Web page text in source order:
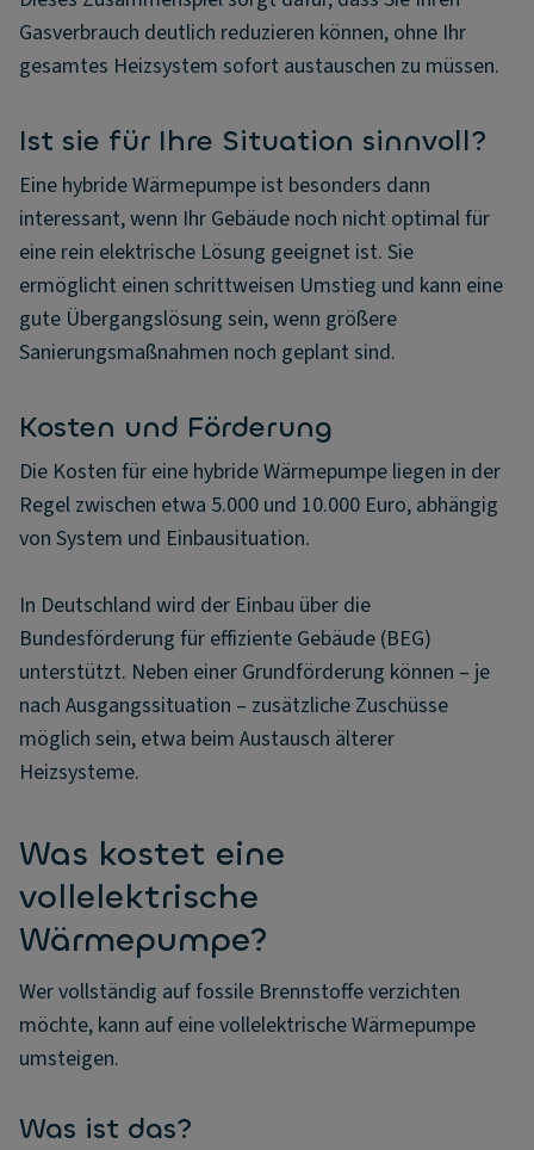
Gasverbrauch deutlich reduzieren können, ohne Ihr
gesamtes Heizsystem sofort austauschen zu müssen.
Ist sie für Ihre Situation sinnvoll?
Eine hybride Wärmepumpe ist besonders dann
interessant, wenn Ihr Gebäude noch nicht optimal für
eine rein elektrische Lösung geeignet ist. Sie
ermöglicht einen schrittweisen Umstieg und kann eine
gute Übergangslösung sein, wenn größere
Sanierungsmaßnahmen noch geplant sind.
Kosten und Förderung
Die Kosten für eine hybride Wärmepumpe liegen in der
Regel zwischen etwa 5.000 und 10.000 Euro, abhängig
von System und Einbausituation.
In Deutschland wird der Einbau über die
Bundesförderung für effiziente Gebäude (BEG)
unterstützt. Neben einer Grundförderung können – je
nach Ausgangssituation – zusätzliche Zuschüsse
möglich sein, etwa beim Austausch älterer
Heizsysteme.
Was kostet eine
vollelektrische
Wärmepumpe?
Wer vollständig auf fossile Brennstoffe verzichten
möchte, kann auf eine vollelektrische Wärmepumpe
umsteigen.
Was ist das?